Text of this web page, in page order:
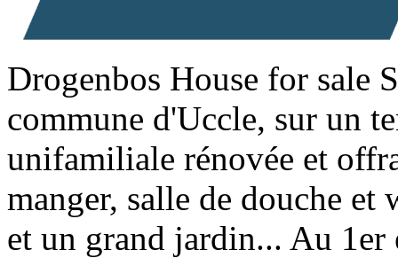
Drogenbos House for sale
commune d'Uccle, sur un
unifamiliale rénovée et
manger, salle de douche et
et un grand jardin... Au 1er